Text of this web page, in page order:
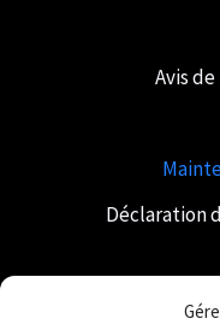
Avis
Déclaration